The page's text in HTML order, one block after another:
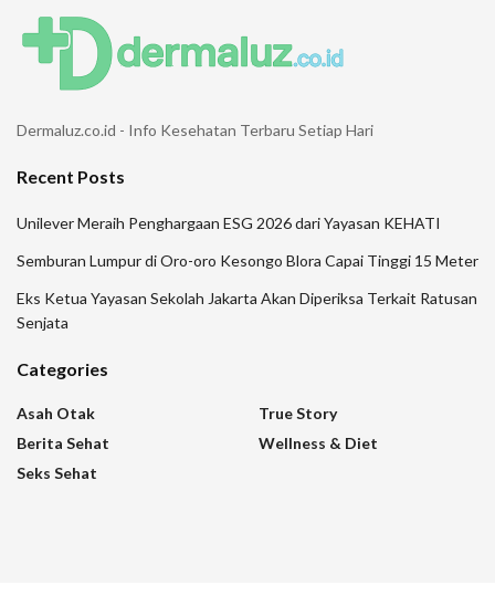
Dermaluz.co.id - Info Kesehatan Terbaru Setiap Hari
Recent Posts
Unilever Meraih Penghargaan ESG 2026 dari Yayasan KEHATI
Semburan Lumpur di Oro-oro Kesongo Blora Capai Tinggi 15 Meter
Eks Ketua Yayasan Sekolah Jakarta Akan Diperiksa Terkait Ratusan
Senjata
Categories
Asah Otak
Berita Sehat
Seks Sehat
True Story
Wellness & Diet